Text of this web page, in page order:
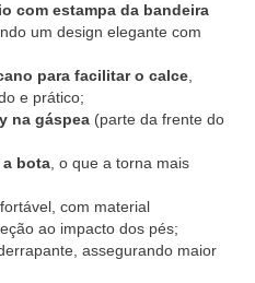
com estampa da bandeira
um design elegante com
para facilitar o calce
e prático;
na gáspea (parte da frente do
bota , o que a torna mais
com material
ao impacto dos pés;
assegurando maior